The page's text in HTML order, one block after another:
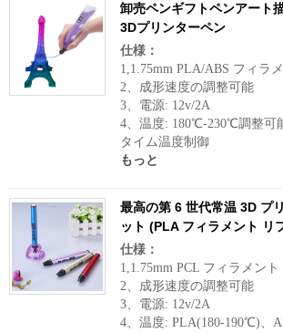
卸売ペンギフトペンアート
3Dプリンターペン
仕様：
1,1.75mm PLA/ABS フィラ
2、成形速度の調整可能
3、電源: 12v/2A
4、温度: 180℃-230℃調整可
タイム温度制御
もっと
最高の第 6 世代常温 3D プ
ット (PLA フィラメント リ
仕様：
1,1.75mm PCL フィラメント
2、成形速度の調整可能
3、電源: 12v/2A
4、温度: PLA(180-190℃)、